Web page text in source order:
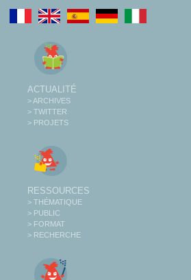
ACTUALITÉ
> ARCHIVES
> TWITTER
> PROJETS
RESSOURCES
> THÉMATIQUE
> PUBLIC
> FORMAT
> RECHERCHE